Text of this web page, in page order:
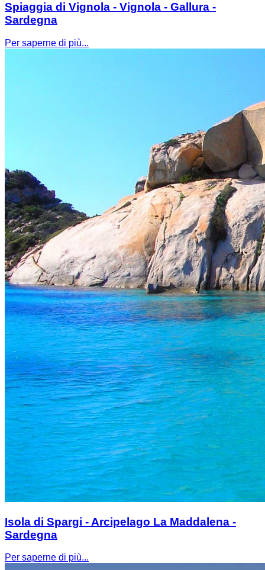
Spiaggia di Vignola - Vignola - Gallura -
Sardegna
Per saperne di più...
Isola di Spargi - Arcipelago La Maddalena -
Sardegna
Per saperne di più...